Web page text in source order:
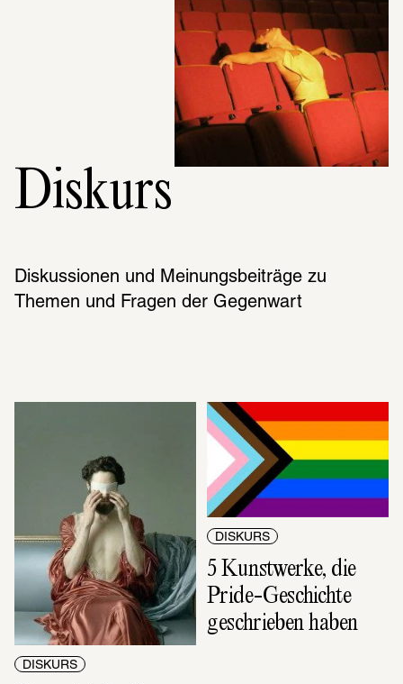
Diskurs
Diskussionen und Meinungsbeiträge zu
Themen und Fragen der Gegenwart
DISKURS
DISKURS
5 Kunstwerke, die
Pride-Geschichte
geschrieben haben